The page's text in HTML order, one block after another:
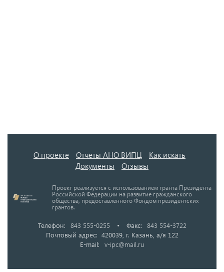
О проекте Отчеты АНО ВИПЦ
Как искать
Документы
Отзывы
Проект реализуется с использованием гранта Президента
Российской Федерации на развитие гражданского
общества, предоставленного Фондом президентских
грантов.
Телефон: 843 555-0255 • Факс:
843 554-3722
Почтовый адрес: 420039, г. Казань, а/я 122
E-mail:
v-ipc@mail.ru